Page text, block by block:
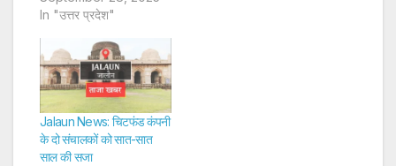
In "उत्तर प्रदेश"
Jalaun News: चिटफंड कंपनी
के दो संचालकों को सात-सात
साल की सजा